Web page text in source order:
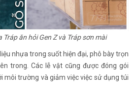
ăn hỏi Gen Z và Tráp sơn mài
nhựa trong suốt hiện đại, phô bày trọn
trong. Các lễ vật cũng được đóng gói
môi trường và giảm việc việc sử dụng túi